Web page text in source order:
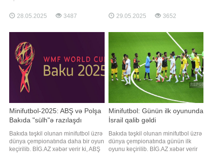
Gimnastika Arenasında daha 4
oyun keçiriləcək. Dünya çempionatı.
və Herseqovina - Tailand. 20:30.
Çexiya - İsrail
28.05.2025 3487
Arenasında baş tutan 1/4 final
mərhələsinin qarşılaşmalarından
Mavritaniyanı, Monteneqro Çexiyanı
1:0 hesabı ilə məğlub edib.
29.05.2025 3652
Minifutbol-2025: ABŞ və Polşa
Bakıda "sülh"ə razılaşdı
Bakıda təşkil olunan minifutbol üzrə
dünya çempionatında daha bir oyun
keçirilib. BİG.AZ xəbər verir ki, ABŞ
Minifutbol: Günün ilk oyununda
İsrail qalib gəldi
Bakıda təşkil olunan minifutbol üzrə
dünya çempionatında günün ilk
oyunu keçirilib. BİG.AZ xəbər verir